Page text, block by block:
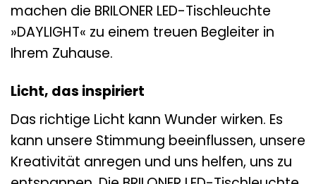
machen die BRILONER LED-Tischleuchte
»DAYLIGHT« zu einem treuen Begleiter in
Ihrem Zuhause.
Licht, das inspiriert
Das richtige Licht kann Wunder wirken. Es
kann unsere Stimmung beeinflussen, unsere
Kreativität anregen und uns helfen, uns zu